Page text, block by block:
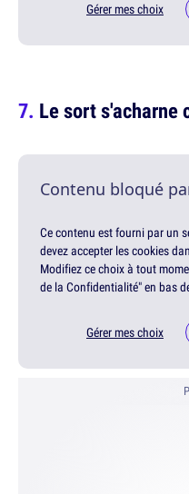
Gérer mes choix
Le sort s'acharne
Contenu bloqué
Ce contenu est fourni par un
devez accepter les cookies
Modifiez ce choix à tout
de la Confidentialité" en bas
Gérer mes choix